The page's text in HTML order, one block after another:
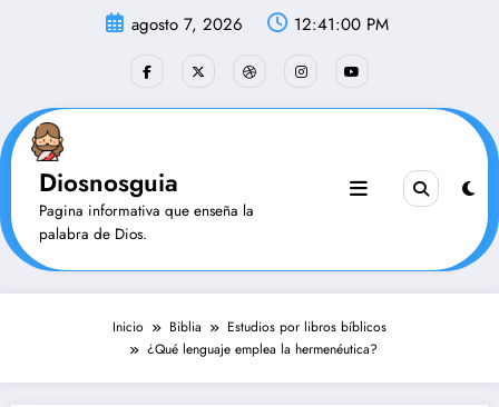
agosto 7, 2026 12:41:01 PM
Diosnosguia
Pagina informativa que enseña la
palabra de Dios.
Inicio Biblia
Estudios por libros bíblicos
¿Qué lenguaje emplea la hermenéutica?